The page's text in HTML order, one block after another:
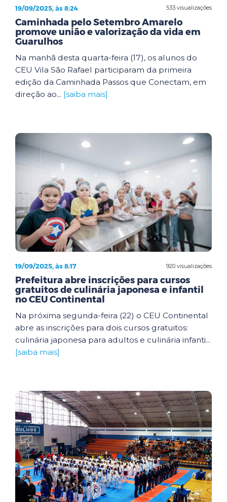
533 visualizações
19/09/2025, às 8:24
Caminhada pelo Setembro Amarelo
promove união e valorização da vida em
Guarulhos
Na manhã desta quarta-feira (17), os alunos do
CEU Vila São Rafael participaram da primeira
edição da Caminhada Passos que Conectam, em
direção ao... [saiba mais]
920 visualizações
19/09/2025, às 8:17
Prefeitura abre inscrições para cursos
gratuitos de culinária japonesa e infantil
no CEU Continental
Na próxima segunda-feira (22) o CEU Continental
abre as inscrições para dois cursos gratuitos:
culinária japonesa para adultos e culinária infanti...
[saiba mais]